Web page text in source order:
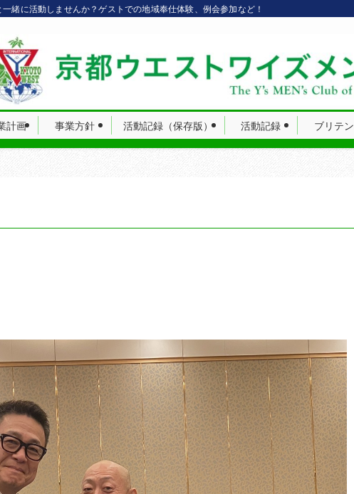
緒に活動しませんか？ゲストでの地域奉仕体験、例会参加など！
計画 事業方針 活動記録（保存版） 活動記録 ブリテン